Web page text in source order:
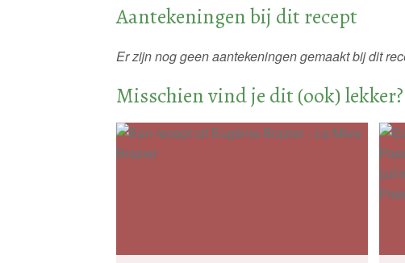
Aantekeningen bij dit recept
Er zijn nog geen aantekeningen gemaakt bij dit
Misschien vind je dit (ook) lekker?